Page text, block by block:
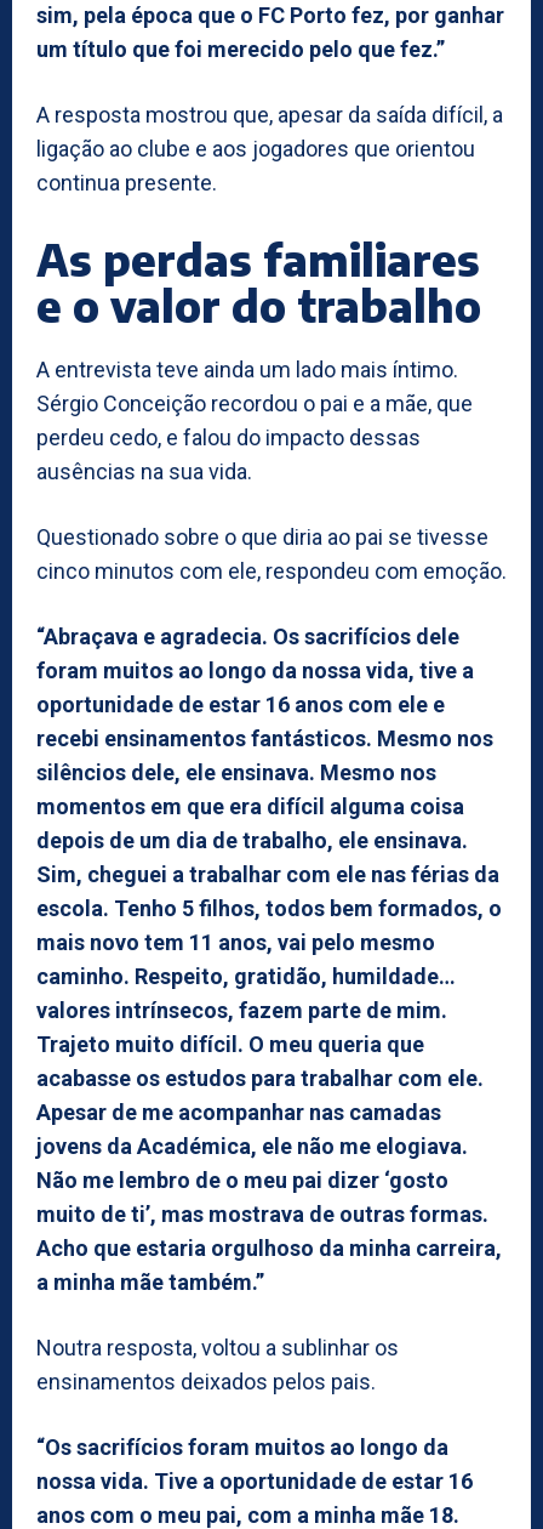
sim, pela época que o FC Porto fez, por ganhar
um título que foi merecido pelo que fez.”
A resposta mostrou que, apesar da saída difícil, a
ligação ao clube e aos jogadores que orientou
continua presente.
As perdas familiares
e o valor do trabalho
A entrevista teve ainda um lado mais íntimo.
Sérgio Conceição recordou o pai e a mãe, que
perdeu cedo, e falou do impacto dessas
ausências na sua vida.
Questionado sobre o que diria ao pai se tivesse
cinco minutos com ele, respondeu com emoção.
“Abraçava e agradecia. Os sacrifícios dele
foram muitos ao longo da nossa vida, tive a
oportunidade de estar 16 anos com ele e
recebi ensinamentos fantásticos. Mesmo nos
silêncios dele, ele ensinava. Mesmo nos
momentos em que era difícil alguma coisa
depois de um dia de trabalho, ele ensinava.
Sim, cheguei a trabalhar com ele nas férias da
escola. Tenho 5 filhos, todos bem formados, o
mais novo tem 11 anos, vai pelo mesmo
caminho. Respeito, gratidão, humildade…
valores intrínsecos, fazem parte de mim.
Trajeto muito difícil. O meu queria que
acabasse os estudos para trabalhar com ele.
Apesar de me acompanhar nas camadas
jovens da Académica, ele não me elogiava.
Não me lembro de o meu pai dizer ‘gosto
muito de ti’, mas mostrava de outras formas.
Acho que estaria orgulhoso da minha carreira,
a minha mãe também.”
Noutra resposta, voltou a sublinhar os
ensinamentos deixados pelos pais.
“Os sacrifícios foram muitos ao longo da
nossa vida. Tive a oportunidade de estar 16
anos com o meu pai, com a minha mãe 18.